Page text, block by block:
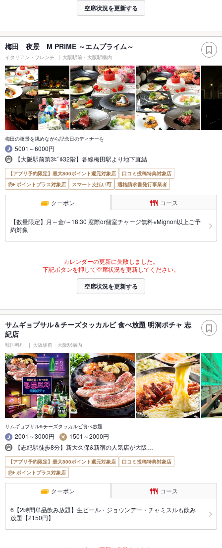
空席状況を更新する
梅田 夜景 M PRIME ～エムプライム～
イタリアン・フレンチ 大阪駅前・大阪駅構内
梅田の夜景を眺めながら記念日のディナーを
5001～6000円
【大阪駅前第3ﾋﾞﾙ32階】各線梅田駅より地下直結
【アプリ予約限定】最大800ポイント還元対象店
口コミ投稿特典対象店
ポイントプラス対象店
スマート支払い可 適格請求書発行事業者
クーポン コース
【数量限定】月～金/～18:30 窓際or個室チャージ無料※Mignon以上ご予
約対象
カレンダーの更新に失敗しました。
下記ボタンを押して空席状況を更新してください。
空席状況を更新する
サムギョプサル＆チーズタッカルビ 食べ放題 明洞ポチャ 志
紀店
韓国料理 大阪駅前・大阪駅構内
サムギョプサル&チーズタッカルビ食べ放題
2001～3000円
1501～2000円
【志紀駅徒歩8分】新大久保&新宿の人気店が大阪…
【アプリ予約限定】最大800ポイント還元対象店
口コミ投稿特典対象店
ポイントプラス対象店
クーポン コース
6【2時間単品飲み放題】生ビール・ジョウンデー・チャミスルも飲み
放題【2150円】